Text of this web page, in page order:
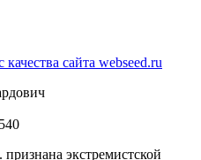
экстремистской